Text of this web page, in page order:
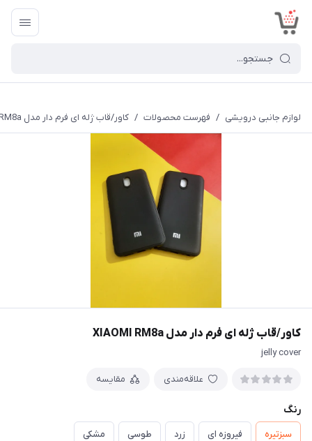
لوازم جانبی درویشی / فهرست محصولات / کاور/قاب ژله ای فرم دار مدل XIAOMI RM8a
کاور/قاب ژله ای فرم دار مدل XIAOMI RM8a
jelly cover
علاقه‌مندی مقایسه
رنگ
سبزتیره فیروزه ای زرد طوسی مشکی